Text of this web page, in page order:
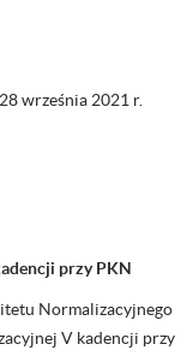
września 2021 r.
przy PKN
Normalizacyjnego
V kadencji przy